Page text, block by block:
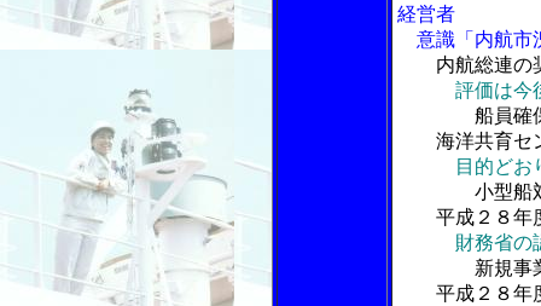
経営者
意識「内航市
内航総連の
評価は今
船員確保対
海洋共育セン
目的どお
小型船対応
平成２８年度
財務省の
新規事業と
平成２８年度